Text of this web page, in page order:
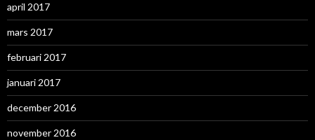
april 2017
mars 2017
februari 2017
januari 2017
december 2016
november 2016